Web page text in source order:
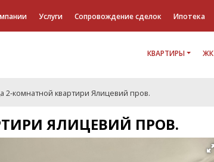
Услуги Сопровождение сделок Ипотека
КВАРТИРЫ ЖК
2-комнатной квартири Ялицевий пров.
ЯЛИЦЕВИЙ ПРОВ.